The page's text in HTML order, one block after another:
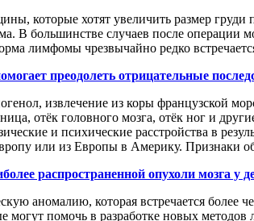
хотят увеличить размер груди
В большинстве случаев после
лимфомы чрезвычайно редко
преодолеть отрицательные
извлечение из коры французской
отёк головного мозга, отёк ног и
и психические расстройства в
или из Европы в Америку. Признаки
распространенной опухоли мозга у
аномалию, которая встречается более
помочь в разработке новых методов